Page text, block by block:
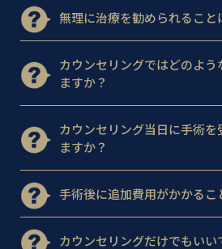
無理に治療を勧められること
カウンセリングではどのよう
ますか？
カウンセリング当日に手術を
ますか？
手術後に追加費用がかかるこ
カウンセリングだけでもいい